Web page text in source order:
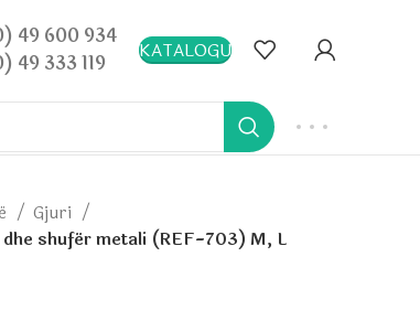
49 600 934
49 333 119
KATALOGU
Gjuri
shufër metali (REF-703) M, L